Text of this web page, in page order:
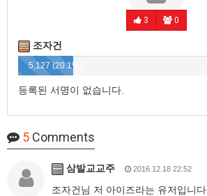
3 0
조자건
5,127 (20.1%)
등록된 서명이 없습니다.
5 Comments
삼발교교주 2016.12.18 22:52
조자건님 저 아이즈라는 유저입니다.